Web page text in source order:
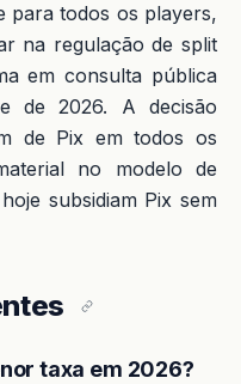
para todos os players,
na regulação de split
em consulta pública
de 2026. A decisão
de Pix em todos os
no modelo de
subsidiam Pix sem
taxa em 2026?